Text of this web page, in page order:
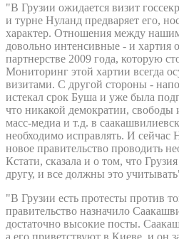
"В Грузии ожидается визит
и турне Нуланд предваряет его,
характер. Отношения между
довольно интенсивные - и хартия
партнерстве 2009 года, которую
Мониторинг этой хартии всегда
визитами. С другой стороны -
истекал срок Буша и уже была
что никакой демократии, свободы
масс-медиа и т.д. в
необходимо исправлять. И сейчас
новое правительство проводить
Кстати, сказала и о том, что
другу, и все должны это
"В Грузии есть протесты против
правительство назначило
достаточно высокие посты.
а его приветствуют в Киеве, и он